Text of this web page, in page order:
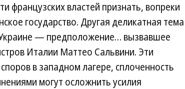
французских властей признать, вопреки
государство. Другая деликатная тема
— предположение… вызвавшее
Италии Маттео Сальвини. Эти
в западном лагере, сплоченность
могут осложнить усилия